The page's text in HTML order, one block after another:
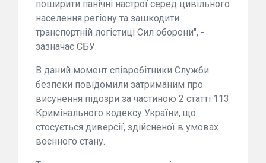
поширити панічні настрої серед цивільного
населення регіону та зашкодити
транспортній логістиці Сил оборони", -
зазначає СБУ.
В даний момент співробітники Служби
безпеки повідомили затриманим про
висунення підозри за частиною 2 статті 113
Кримінального кодексу України, що
стосується диверсії, здійсненої в умовах
воєнного стану.